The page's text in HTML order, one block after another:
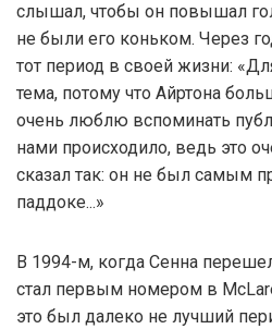
слышал, чтобы он повышал
не были его коньком. Через
тот период в своей жизни:
тема, потому что Айртона
очень люблю вспоминать
нами происходило, ведь это
сказал так: он не был самым
паддоке...»
В 1994-м, когда Сенна
стал первым номером в
это был далеко не лучший